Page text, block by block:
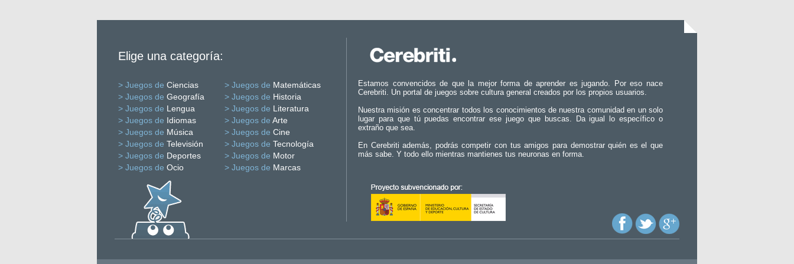
Elige una categoría:
> Juegos de Ciencias > Juegos de Matemáticas
> Juegos de Geografía > Juegos de Historia
> Juegos de Lengua > Juegos de Literatura
> Juegos de Idiomas > Juegos de Arte
> Juegos de Música > Juegos de Cine
> Juegos de Televisión > Juegos de Tecnología
> Juegos de Deportes > Juegos de Motor
> Juegos de Ocio > Juegos de Marcas
Estamos convencidos de que la mejor forma de aprender es jugando. Por eso nace
Cerebriti. Un portal de juegos sobre cultura general creados por los propios usuarios.
Nuestra misión es concentrar todos los conocimientos de nuestra comunidad en un solo
lugar para que tú puedas encontrar ese juego que buscas. Da igual lo específico o
extraño que sea.
En Cerebriti además, podrás competir con tus amigos para demostrar quién es el que
más sabe. Y todo ello mientras mantienes tus neuronas en forma.